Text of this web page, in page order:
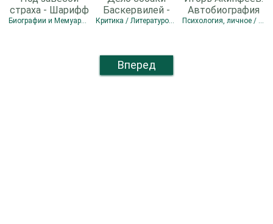
страха - Шарифф
Самия
Биографии и Мемуары / Современная проза
Баскервилей -
Байяр Пьер
Критика / Литературоведение
Автобиография
самого
Психология, личное / Биографии и Мемуары
Вперед